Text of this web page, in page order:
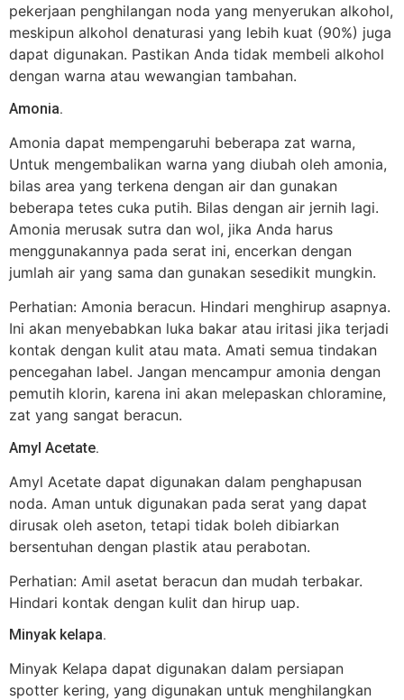
pekerjaan penghilangan noda yang menyerukan alkohol,
meskipun alkohol denaturasi yang lebih kuat (90%) juga
dapat digunakan. Pastikan Anda tidak membeli alkohol
dengan warna atau wewangian tambahan.
Amonia.
Amonia dapat mempengaruhi beberapa zat warna,
Untuk mengembalikan warna yang diubah oleh amonia,
bilas area yang terkena dengan air dan gunakan
beberapa tetes cuka putih. Bilas dengan air jernih lagi.
Amonia merusak sutra dan wol, jika Anda harus
menggunakannya pada serat ini, encerkan dengan
jumlah air yang sama dan gunakan sesedikit mungkin.
Perhatian: Amonia beracun. Hindari menghirup asapnya.
Ini akan menyebabkan luka bakar atau iritasi jika terjadi
kontak dengan kulit atau mata. Amati semua tindakan
pencegahan label. Jangan mencampur amonia dengan
pemutih klorin, karena ini akan melepaskan chloramine,
zat yang sangat beracun.
Amyl Acetate.
Amyl Acetate dapat digunakan dalam penghapusan
noda. Aman untuk digunakan pada serat yang dapat
dirusak oleh aseton, tetapi tidak boleh dibiarkan
bersentuhan dengan plastik atau perabotan.
Perhatian: Amil asetat beracun dan mudah terbakar.
Hindari kontak dengan kulit dan hirup uap.
Minyak kelapa.
Minyak Kelapa dapat digunakan dalam persiapan
spotter kering, yang digunakan untuk menghilangkan